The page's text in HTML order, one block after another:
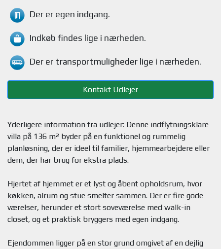
Der er egen indgang.
Indkøb findes lige i nærheden.
Der er transportmuligheder lige i nærheden.
Kontakt Udlejer
Yderligere information fra udlejer: Denne indflytningsklare
villa på 136 m² byder på en funktionel og rummelig
planløsning, der er ideel til familier, hjemmearbejdere eller
dem, der har brug for ekstra plads.
Hjertet af hjemmet er et lyst og åbent opholdsrum, hvor
køkken, alrum og stue smelter sammen. Der er fire gode
værelser, herunder et stort soveværelse med walk-in
closet, og et praktisk bryggers med egen indgang.
Ejendommen ligger på en stor grund omgivet af en dejlig